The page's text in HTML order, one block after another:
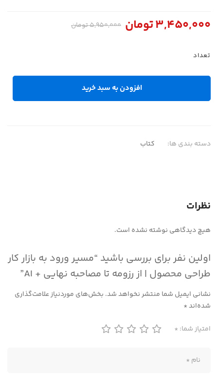
3,450,000تومان 5,950,000تومان
تعداد
افزودن به سبد خرید
دسته بندی ها: کتاب
نظرات
هیچ دیدگاهی نوشته نشده است.
اولین نفر برای بررسی باشید “مسیر ورود به بازار کار
طراحی محصول | از رزومه تا مصاحبه نهایی + AI”
نشانی ایمیل شما منتشر نخواهد شد. بخش‌های موردنیاز علامت‌گذاری
شده‌اند*
امتیاز شما: *